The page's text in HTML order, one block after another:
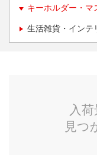
キーホルダー・マ
生活雑貨・インテ